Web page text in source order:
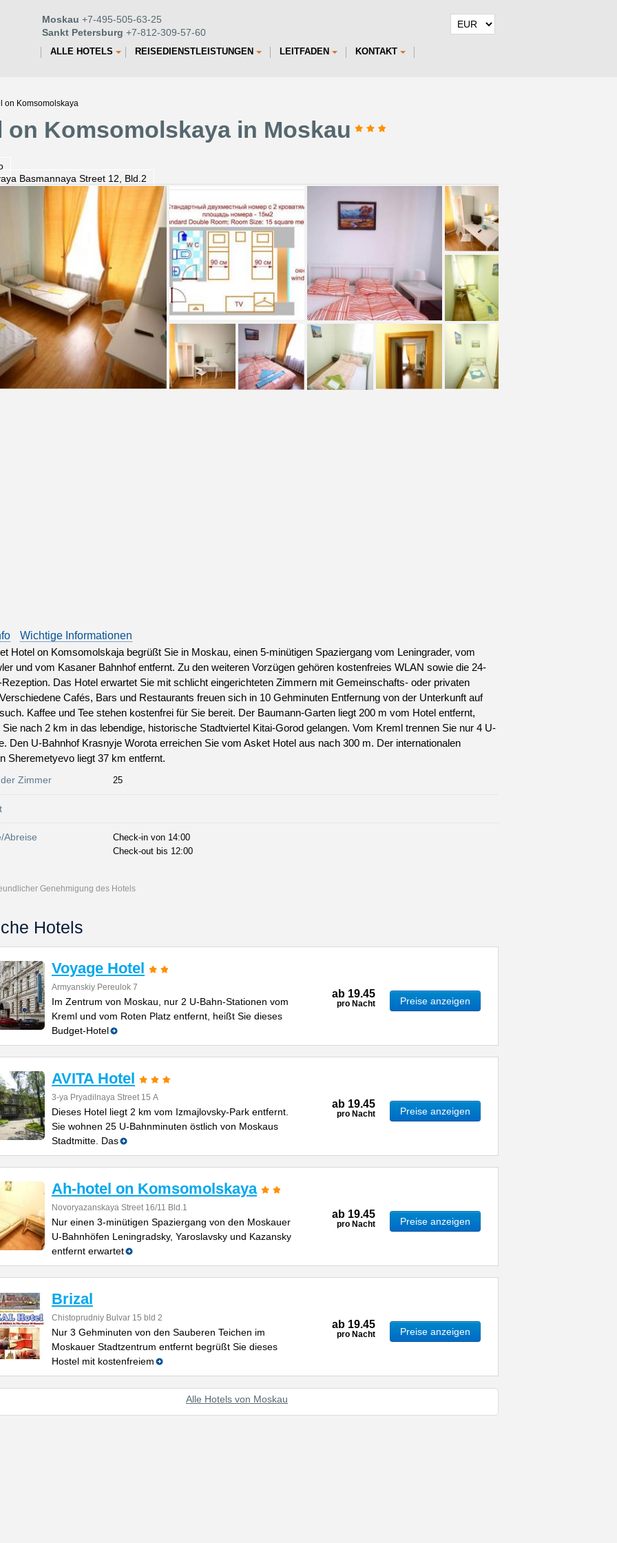
Moskau +7-495-505-63-25
Sankt Petersburg +7-812-309-57-60
ALLE HOTELS REISEDIENSTLEISTUNGEN LEITFADEN KONTAKT
on Komsomolskaya
on Komsomolskaya in Moskau
Basmannaya Street 12, Bld.2
Wichtige Informationen
Hotel on Komsomolskaja begrüßt Sie in Moskau, einen 5-minütigen Spaziergang vom Leningrader, vom
und vom Kasaner Bahnhof entfernt. Zu den weiteren Vorzügen gehören kostenfreies WLAN sowie die 24-
Das Hotel erwartet Sie mit schlicht eingerichteten Zimmern mit Gemeinschafts- oder privaten
Cafés, Bars und Restaurants freuen sich in 10 Gehminuten Entfernung von der Unterkunft auf
Kaffee und Tee stehen kostenfrei für Sie bereit. Der Baumann-Garten liegt 200 m vom Hotel entfernt,
Sie nach 2 km in das lebendige, historische Stadtviertel Kitai-Gorod gelangen. Vom Kreml trennen Sie nur 4 U-
Den U-Bahnhof Krasnyje Worota erreichen Sie vom Asket Hotel aus nach 300 m. Der internationalen
Sheremetyevo liegt 37 km entfernt.
Zimmer 25
Abreise
Check-in von 14:00
Check-out bis 12:00
Genehmigung des Hotels
Hotels
Voyage Hotel
Armyanskiy Pereulok 7
Im Zentrum von Moskau, nur 2 U-Bahn-Stationen vom
Kreml und vom Roten Platz entfernt, heißt Sie dieses
Budget-Hotel
ab 19.45
pro Nacht Preise anzeigen
AVITA Hotel
3-ya Pryadilnaya Street 15 А
Dieses Hotel liegt 2 km vom Izmajlovsky-Park entfernt.
Sie wohnen 25 U-Bahnminuten östlich von Moskaus
Stadtmitte. Das
ab 19.45
pro Nacht Preise anzeigen
Ah-hotel on Komsomolskaya
Novoryazanskaya Street 16/11 Bld.1
Nur einen 3-minütigen Spaziergang von den Moskauer
U-Bahnhöfen Leningradsky, Yaroslavsky und Kazansky
entfernt erwartet
ab 19.45
pro Nacht Preise anzeigen
Brizal
Chistoprudniy Bulvar 15 bld 2
Nur 3 Gehminuten von den Sauberen Teichen im
Moskauer Stadtzentrum entfernt begrüßt Sie dieses
Hostel mit kostenfreiem
ab 19.45
pro Nacht Preise anzeigen
Alle Hotels von Moskau